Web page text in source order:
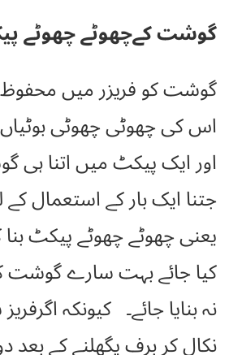
گوشت کےچھوٹے چھوٹے
گوشت کو فریزر میں
اس کی چھوٹی چھوٹی
اور ایک پیکٹ میں اتنا ہی
جتنا ایک بار کے استعمال
یعنی چھوٹے چھوٹے پیکٹ
کیا جائے بہت سارے گوشت
نہ بنایا جائے۔ کیونکہ
نکال کر برف پگھلنے کے بعد